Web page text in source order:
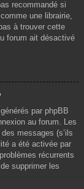
recommandé si
une librairie,
à trouver cette
forum ait désactivé
par phpBB
au forum. Les
messages (s’ils
a été activée par
récurrents
supprimer les